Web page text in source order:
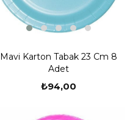
Mavi Karton Tabak 23 Cm 8
Adet
₺94,00